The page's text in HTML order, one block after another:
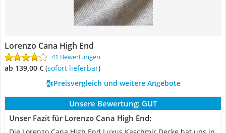
Lorenzo Cana High End
41 Bewertungen
ab 139,00 € ( Sofort lieferbar)
Preisvergleich und weitere Angebote
Unsere Bewertung: GUT
Unser Fazit für Lorenzo Cana High End: